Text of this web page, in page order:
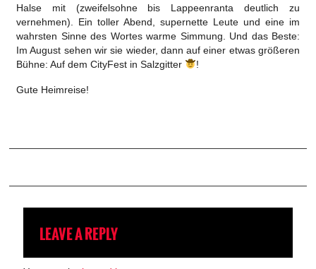
Halse mit (zweifelsohne bis Lappeenranta deutlich zu
vernehmen). Ein toller Abend, supernette Leute und eine im
wahrsten Sinne des Wortes warme Simmung. Und das Beste:
Im August sehen wir sie wieder, dann auf einer etwas größeren
Bühne: Auf dem CityFest in Salzgitter
!
Gute Heimreise!
LEAVE A REPLY